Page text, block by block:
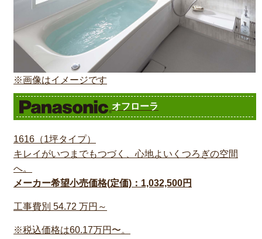
※画像はイメージです
オフローラ
1616（1坪タイプ）
キレイがいつまでもつづく、心地よいくつろぎの空間
へ。
メーカー希望小売価格(定価)：1,032,500円
工事費別 54.72 万円～
※税込価格は60.17万円〜。